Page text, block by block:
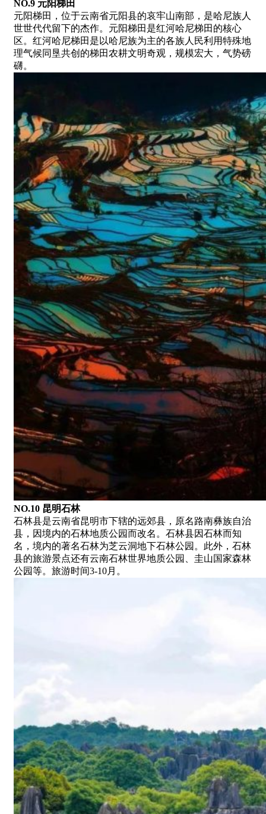
NO.9 元阳梯田
元阳梯田，位于云南省元阳县的哀牢山南部，是哈尼族人
世世代代留下的杰作。元阳梯田是红河哈尼梯田的核心
区。红河哈尼梯田是以哈尼族为主的各族人民利用特殊地
理气候同垦共创的梯田农耕文明奇观，规模宏大，气势磅
礴。
NO.10 昆明石林
石林县是云南省昆明市下辖的远郊县，原名路南彝族自治
县，因境内的石林地质公园而改名。石林县因石林而知
名，境内的著名石林为芝云洞地下石林公园。此外，石林
县的旅游景点还有云南石林世界地质公园、圭山国家森林
公园等。旅游时间3-10月。